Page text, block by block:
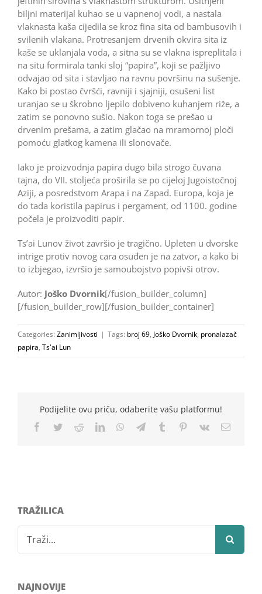
biljni materijal kuhao se u vapnenoj vodi, a nastala
vlaknasta kaša cijedila se kroz fina sita od bambusovih i
svilenih vlakana. Protresanjem drvenih okvira sita iz
kaše se uklanjala voda, a sitna su se vlakna ispreplitala i
na situ formirala tanki sloj “papira”, koji se pažljivo
odvajao od sita i stavljao na ravnu površinu na sušenje.
Kako bi postao čvršći, ravniji i sjajniji, osušeni list
uranjao se u škrobno ljepilo dobiveno kuhanjem riže, a
zatim se ponovno sušio. Nakon toga se prešao u
drvenim prešama, a zatim glačao na mramornoj ploči
pomoću glatkog kamena ili slonovače.
Iako je proizvodnja papira dugo bila strogo čuvana
tajna, do VII. stoljeća proširila se po cijeloj Jugoistočnoj
Aziji, a posredstvom Arapa i na Zapad. Europa, koja je
do tada koristila papirus i pergament, od 1100. godine
počela je pro­izvoditi papir.
Ts’ai Lunov život završio je tragično. Upleten u dvorske
intrige protiv novog cara osuđen je na zatvor, a kako bi
to izbjegao, izvršio je samoubojstvo popivši otrov.
Autor: Joško Dvornik[/fusion_builder_column]
[/fusion_builder_row][/fusion_builder_container]
Categories: Zanimljivosti | Tags: broj 69, Joško Dvornik, pronalazač
papira, Ts'ai Lun
Podijelite ovu priču, odaberite vašu platformu!
Facebook
TwitterRedditLinkedInWhatsApp
TelegramTumblr Pinterest
Vk Email
TRAŽILICA
Search
for:
NAJNOVIJE